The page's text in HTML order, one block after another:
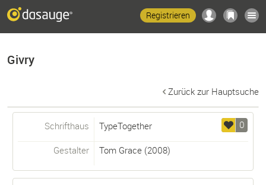
Registrieren
Givry
Zurück zur Hauptsuche
0
Schrifthaus TypeTogether
Gestalter Tom Grace(2008)